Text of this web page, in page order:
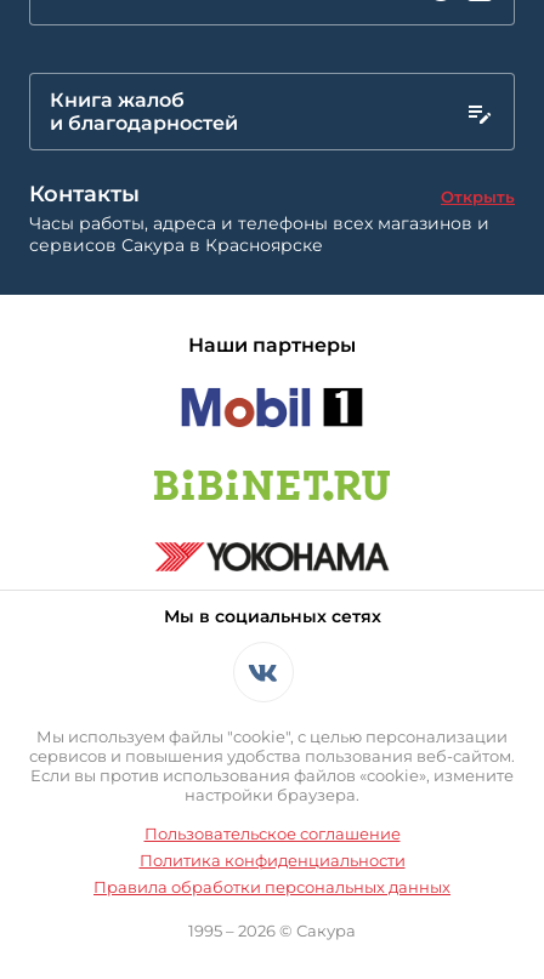
Книга жалоб
и благодарностей
Контакты Открыть
Часы работы, адреса и телефоны всех магазинов и
сервисов Сакура в Красноярске
Наши партнеры
Мы в социальных сетях
Мы используем файлы "cookie", с целью персонализации
сервисов и повышения удобства пользования веб-сайтом.
Если вы против использования файлов «cookie», измените
настройки браузера.
Пользовательское соглашение
Политика конфиденциальности
Правила обработки персональных данных
1995 – 2026 © Сакура